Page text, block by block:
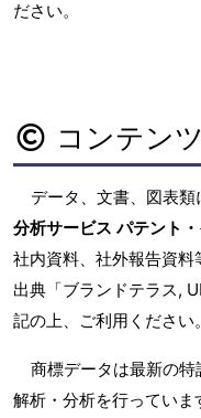
ださい。
コンテン
データ、文書、図表
分析サービス パテント
社内資料、社外報告資
出典「ブランドテラス,
記の上、ご利用ください。
商標データは最新の特
解析・分析を行ってい